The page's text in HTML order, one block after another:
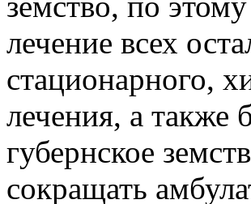
лечение всех
стационарного,
лечения, а
губернское
сокращать